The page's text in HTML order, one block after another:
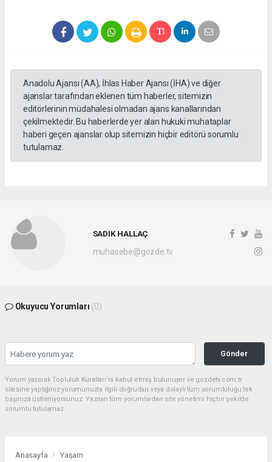
Anadolu Ajansı (AA), İhlas Haber Ajansı (İHA) ve diğer
ajanslar tarafından eklenen tüm haberler, sitemizin
editörlerinin müdahalesi olmadan ajans kanallarından
çekilmektedir. Bu haberlerde yer alan hukuki muhataplar
haberi geçen ajanslar olup sitemizin hiçbir editörü sorumlu
tutulamaz.
SADIK HALLAÇ
muhasebe@gozde.tv
Okuyucu Yorumları (0)
Gönder
Yorum yazarak Topluluk Kuralları’nı kabul etmiş bulunuyor ve gozdetv.com.tr
sitesine yaptığınız yorumunuzla ilgili doğrudan veya dolaylı tüm sorumluluğu tek
başınıza üstleniyorsunuz. Yazılan tüm yorumlardan site yönetimi hiçbir şekilde
sorumlu tutulamaz.
Anasayfa Yaşam